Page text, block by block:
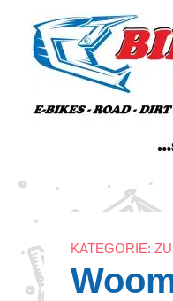
springen
KATEGORIE: